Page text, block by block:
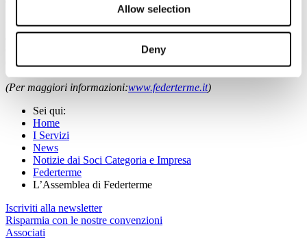
Allow selection
Deny
745,3 milioni di euro (rispetto agli 810 del 2008).
L’Assemblea ha anche approvato il bilancio preventivo 2015 ed
eletto i Revisori dei conti: Francesco Paolo La Barbera (presidente),
Giuseppe Di Costanzo, Michele Petretto. Supplenti sono Giovanni
Corona e Sergio Berardi.
(Per maggiori informazioni:www.federterme.it)
Sei qui:
Home
I Servizi
News
Notizie dai Soci Categoria e Impresa
Federterme
L’Assemblea di Federterme
Iscriviti alla newsletter
Risparmia con le nostre convenzioni
Associati